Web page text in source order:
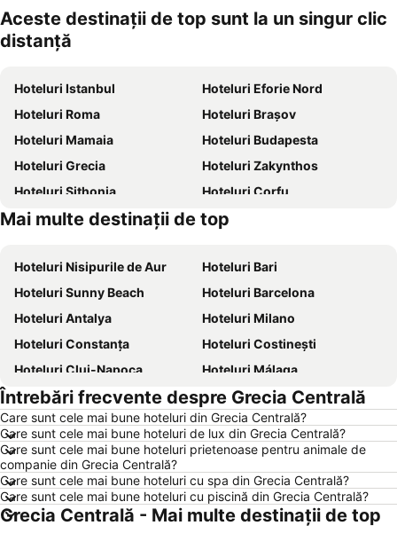
animale
Aceste destinații de top sunt la un singur clic
distanță
Hoteluri Istanbul
Hoteluri Eforie Nord
Hoteluri Roma
Hoteluri Brașov
Hoteluri Mamaia
Hoteluri Budapesta
Hoteluri Grecia
Hoteluri Zakynthos
Hoteluri Sithonia
Hoteluri Corfu
Hoteluri Thassos
Hoteluri România
Mai multe destinații de top
Hoteluri Nisipurile de Aur
Hoteluri Bari
Hoteluri Sunny Beach
Hoteluri Barcelona
Hoteluri Antalya
Hoteluri Milano
Hoteluri Constanța
Hoteluri Costinești
Hoteluri Cluj-Napoca
Hoteluri Málaga
Hoteluri Benidorm
Hoteluri Neptun
Hoteluri Durrës
Hoteluri Alicante
Hoteluri Atena
Hoteluri Rimini
Hoteluri Nisa
Hoteluri Viena
Hoteluri Paris
Hoteluri Turcia
Hoteluri Chalkidiki
Hoteluri Costa Brava
Întrebări frecvente despre Grecia Centrală
Care sunt cele mai bune hoteluri din Grecia Centrală?
Care sunt cele mai bune hoteluri de lux din Grecia Centrală?
Care sunt cele mai bune hoteluri prietenoase pentru animale de
companie din Grecia Centrală?
Care sunt cele mai bune hoteluri cu spa din Grecia Centrală?
Care sunt cele mai bune hoteluri cu piscină din Grecia Centrală?
Grecia Centrală - Mai multe destinații de top